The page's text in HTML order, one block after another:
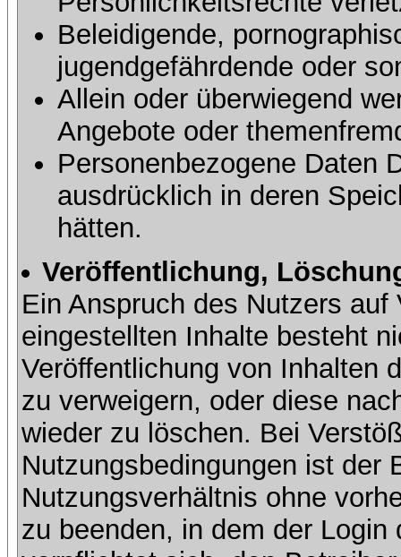
Beleidigende,
jugendgefährdende oder
Allein oder überwiegend
Angebote oder
Personenbezogene Daten
ausdrücklich in deren
hätten.
Veröffentlichung,
Ein Anspruch des Nutzers
eingestellten Inhalte besteht
Veröffentlichung von Inhalten
zu verweigern, oder diese
wieder zu löschen. Bei
Nutzungsbedingungen ist der
Nutzungsverhältnis ohne
zu beenden, in dem der